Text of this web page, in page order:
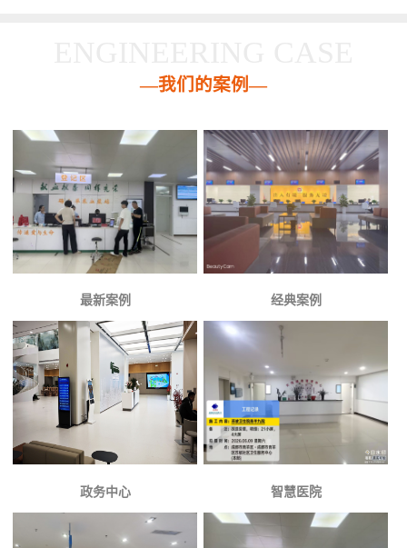
—我们的案例—
最新案例 经典案例
政务中心 智慧医院